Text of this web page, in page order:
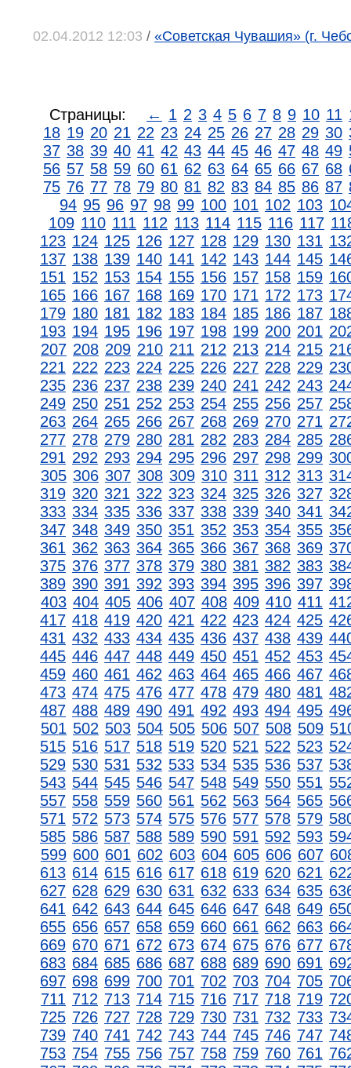
02.04.2012 12:03 / «Советская Чувашия» (г.
Страницы: ← 1 2 3 4 5 6 7 8 9 10 11
18 19 20 21 22 23 24 25 26 27 28 29 30
37 38 39 40 41 42 43 44 45 46 47 48 49
56 57 58 59 60 61 62 63 64 65 66 67 68
75 76 77 78 79 80 81 82 83 84 85 86 87
94 95 96 97 98 99 100 101 102 103
109 110 111 112 113 114 115 116 117
123 124 125 126 127 128 129 130 131
137 138 139 140 141 142 143 144 145
151 152 153 154 155 156 157 158 159
165 166 167 168 169 170 171 172 173
179 180 181 182 183 184 185 186 187
193 194 195 196 197 198 199 200 201
207 208 209 210 211 212 213 214 215
221 222 223 224 225 226 227 228 229
235 236 237 238 239 240 241 242 243
249 250 251 252 253 254 255 256 257
263 264 265 266 267 268 269 270 271
277 278 279 280 281 282 283 284 285
291 292 293 294 295 296 297 298 299
305 306 307 308 309 310 311 312 313
319 320 321 322 323 324 325 326 327
333 334 335 336 337 338 339 340 341
347 348 349 350 351 352 353 354 355
361 362 363 364 365 366 367 368 369
375 376 377 378 379 380 381 382 383
389 390 391 392 393 394 395 396 397
403 404 405 406 407 408 409 410 411
417 418 419 420 421 422 423 424 425
431 432 433 434 435 436 437 438 439
445 446 447 448 449 450 451 452 453
459 460 461 462 463 464 465 466 467
473 474 475 476 477 478 479 480 481
487 488 489 490 491 492 493 494 495
501 502 503 504 505 506 507 508 509
515 516 517 518 519 520 521 522 523
529 530 531 532 533 534 535 536 537
543 544 545 546 547 548 549 550 551
557 558 559 560 561 562 563 564 565
571 572 573 574 575 576 577 578 579
585 586 587 588 589 590 591 592 593
599 600 601 602 603 604 605 606 607
613 614 615 616 617 618 619 620 621
627 628 629 630 631 632 633 634 635
641 642 643 644 645 646 647 648 649
655 656 657 658 659 660 661 662 663
669 670 671 672 673 674 675 676 677
683 684 685 686 687 688 689 690 691
697 698 699 700 701 702 703 704 705
711 712 713 714 715 716 717 718 719
725 726 727 728 729 730 731 732 733
739 740 741 742 743 744 745 746 747
753 754 755 756 757 758 759 760 761